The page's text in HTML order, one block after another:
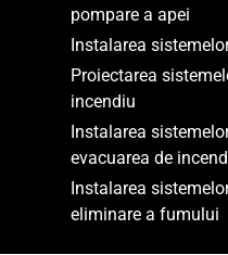
pompare a apei
Instalarea
Proiectarea
incendiu
Instalarea
evacuarea de
Instalarea
eliminare a fumului